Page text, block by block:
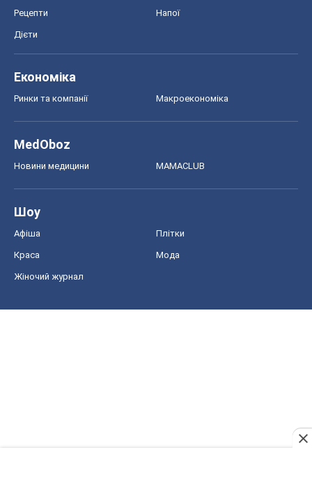
Рецепти Напої
Дієти
Економіка
Ринки та компанії Макроекономіка
MedOboz
Новини медицини MAMACLUB
Шоу
Афіша Плітки
Краса Мода
Жіночий журнал